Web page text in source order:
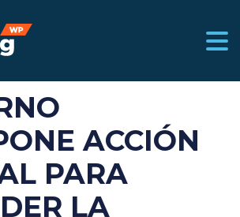
ACCIÓN
PARA
LA